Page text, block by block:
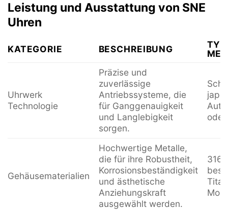
Leistung und Ausstattung von SNE
Uhren
KATEGORIE BESCHREIBUNG
Uhrwerk
Technologie
Präzise und
zuverlässige
Antriebssysteme, die
für Ganggenauigkeit
und Langlebigkeit
sorgen.
oder
Gehäusematerialien
Hochwertige Metalle,
die für ihre Robustheit,
Korrosionsbeständigkeit
und ästhetische
Anziehungskraft
ausgewählt werden.